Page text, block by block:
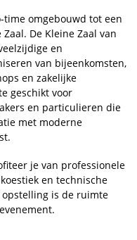
time omgebouwd tot een
De Kleine Zaal van
en
van bijeenkomsten,
en zakelijke
geschikt voor
en particulieren die
met moderne
je van professionele
en technische
is de ruimte